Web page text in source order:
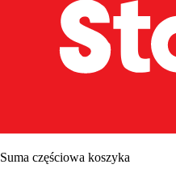
Suma częściowa koszyka